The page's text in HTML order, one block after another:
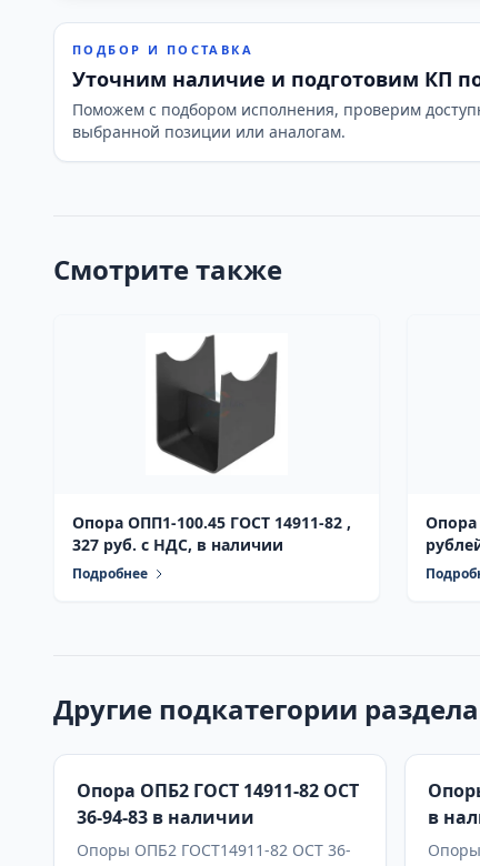
ПОДБОР И ПОСТАВКА
Уточним наличие и подготовим КП
Поможем с подбором исполнения, проверим
выбранной позиции или аналогам.
Смотрите также
Опора ОПП1-100.45 ГОСТ 14911-82 ,
327 руб. с НДС, в наличии
Подробнее
Опора
Другие подкатегории раздела
Опора ОПБ2 ГОСТ 14911-82 ОСТ
36-94-83 в наличии
Опоры ОПБ2 ГОСТ14911-82 ОСТ 36-
в